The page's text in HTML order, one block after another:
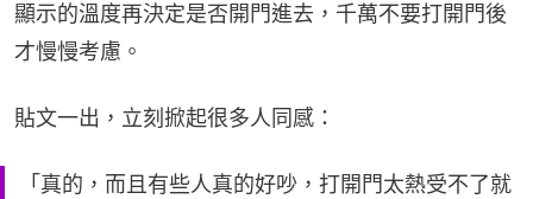
顯示的溫度再決定是否開門進去，千萬不要打開門後
才慢慢考慮。
貼文一出，立刻掀起很多人同感：
「真的，而且有些人真的好吵，打開門太熱受不了就